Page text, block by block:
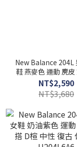
New Balance 204L
鞋 燕麥色 運動 麂皮
楦 中性 復古 休閒
U204L2SZ
NT$2,590
NT$3,680